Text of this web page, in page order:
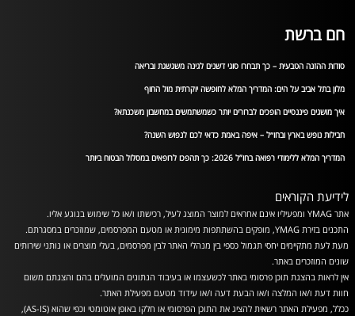
חם ברשת
סודות ההזנה הטבעית – כך תבחרו סוגי דשנים לגינה משגשגת ובריאה
מלון בתל אביב על הים: המדריך המלא לחופשה יוקרתית מול החוף
איך מושגים פיננסיים הופכים לברורים יותר כשמשתמשים במחשבון משכנתא?
חבילות נופש בארץ ובחו״ל – איפה באמת כדאי לכם לנפוש השנה?
המדריך המלא ללימודי רפואה בחו”ל 2026: כך תהפכו לרופאים במסלול הבטוח ביותר
לידיעת הקוראים
אתר YMAG ומפעיליו אינם אחראים למוצר המוצג לעיל, רכישתו ו/או כל שימוש בנוגע אליו.
התכנים בזירת YMAG, מופקים בהשתתפות מימונית או מטעם המפרסמים, שמוזכרים במסגרתם.
מעת לעת מתקיימים יחסי תגמול כספי בין מנהלי האתר לבין מפרסמים, בעלי מוצרים או נותני שירותים
שונים המוזכרים באתר.
אין לראות בהצגת תוכן פרסומי באתר לכשעצמו או בעיבוד הנתונים המועלים בהם והצגתם משום
חוות דעת ו/או המלצה ו/או הבעת דעה ו/או עידוד מטעם מפעילת האתר.
ככלל, מפעילת האתר רשאית להציג את התוכן הפרסומי או חלקו באופן אוטומטי וכפי שהוא (AS-IS),